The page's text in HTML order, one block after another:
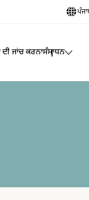
ਦੀ ਜਾਂਚ ਕਰਨਾਸੰਸਾਧਨ